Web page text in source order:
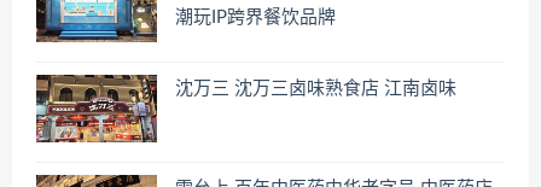
潮玩IP跨界餐饮品牌
沈万三 沈万三卤味熟食店 江南卤味